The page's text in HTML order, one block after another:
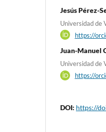
Jesús Pérez-
Universidad de
https://
Juan-Manuel
Universidad de
https://
DOI: https://